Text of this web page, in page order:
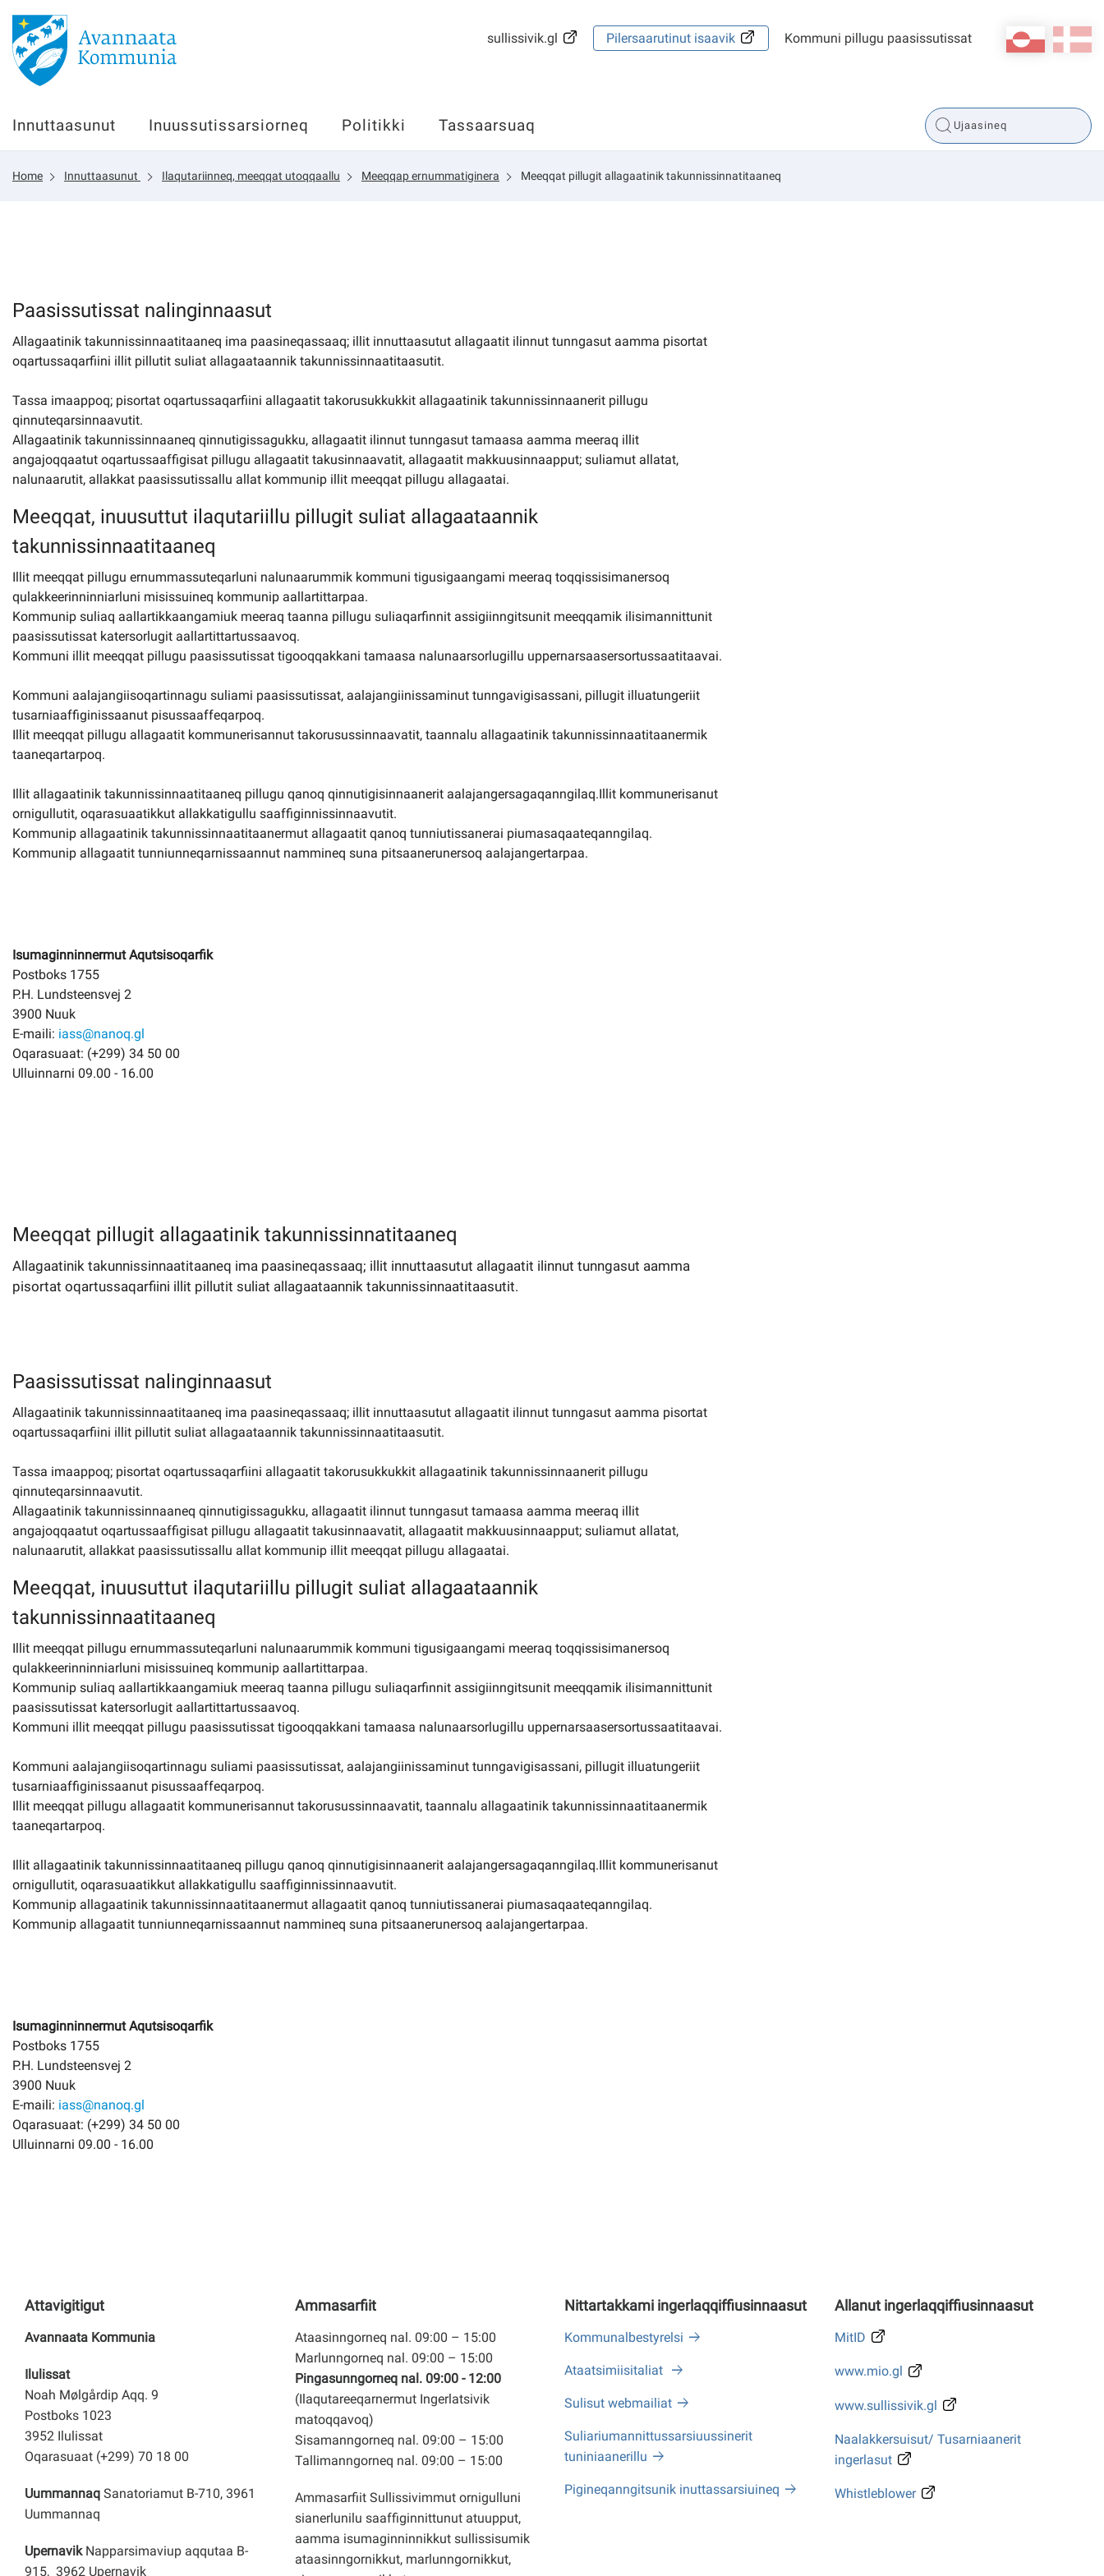
Innuttaasunut
Inuussutissarsiorneq
Politikki
sullissivik.gl
Pilersaarutinut isaavik
da
kl-GL
sullissivik.gl Pilersaarutinut isaavik Kommuni pillugu paasissutissat
Innuttaasunut Inuussutissarsiorneq Politikki Tassaarsuaq
Home Innuttaasunut Ilaqutariinneq, meeqqat utoqqaallu Meeqqap ernummatiginera Meeqqat pillugit allagaatinik takunnissinnatitaaneq
Paasissutissat nalinginnaasut
Allagaatinik takunnissinnaatitaaneq ima paasineqassaaq; illit innuttaasutut allagaatit ilinnut tunngasut aamma pisortat
oqartussaqarfiini illit pillutit suliat allagaataannik takunnissinnaatitaasutit.
Tassa imaappoq; pisortat oqartussaqarfiini allagaatit takorusukkukkit allagaatinik takunnissinnaanerit pillugu
qinnuteqarsinnaavutit.
Allagaatinik takunnissinnaaneq qinnutigissagukku, allagaatit ilinnut tunngasut tamaasa aamma meeraq illit
angajoqqaatut oqartussaaffigisat pillugu allagaatit takusinnaavatit, allagaatit makkuusinnaapput; suliamut allatat,
nalunaarutit, allakkat paasissutissallu allat kommunip illit meeqqat pillugu allagaatai.
Meeqqat, inuusuttut ilaqutariillu pillugit suliat allagaataannik
takunnissinnaatitaaneq
Illit meeqqat pillugu ernummassuteqarluni nalunaarummik kommuni tigusigaangami meeraq toqqissisimanersoq
qulakkeerinninniarluni misissuineq kommunip aallartittarpaa.
Kommunip suliaq aallartikkaangamiuk meeraq taanna pillugu suliaqarfinnit assigiinngitsunit meeqqamik ilisimannittunit
paasissutissat katersorlugit aallartittartussaavoq.
Kommuni illit meeqqat pillugu paasissutissat tigooqqakkani tamaasa nalunaarsorlugillu uppernarsaasersortussaatitaavai.
Kommuni aalajangiisoqartinnagu suliami paasissutissat, aalajangiinissaminut tunngavigisassani, pillugit illuatungeriit
tusarniaaffiginissaanut pisussaaffeqarpoq.
Illit meeqqat pillugu allagaatit kommunerisannut takorusussinnaavatit, taannalu allagaatinik takunnissinnaatitaanermik
taaneqartarpoq.
Illit allagaatinik takunnissinnaatitaaneq pillugu qanoq qinnutigisinnaanerit aalajangersagaqanngilaq.Illit kommunerisanut
ornigullutit, oqarasuaatikkut allakkatigullu saaffiginnissinnaavutit.
Kommunip allagaatinik takunnissinnaatitaanermut allagaatit qanoq tunniutissanerai piumasaqaateqanngilaq.
Kommunip allagaatit tunniunneqarnissaannut nammineq suna pitsaanerunersoq aalajangertarpaa.
Isumaginninnermut Aqutsisoqarfik
Postboks 1755
P.H. Lundsteensvej 2
3900 Nuuk
E-maili: iass@nanoq.gl
Oqarasuaat: (+299) 34 50 00
Ulluinnarni 09.00 - 16.00
Meeqqat pillugit allagaatinik takunnissinnatitaaneq
Allagaatinik takunnissinnaatitaaneq ima paasineqassaaq; illit innuttaasutut allagaatit ilinnut tunngasut aamma
pisortat oqartussaqarfiini illit pillutit suliat allagaataannik takunnissinnaatitaasutit.
Paasissutissat nalinginnaasut
Allagaatinik takunnissinnaatitaaneq ima paasineqassaaq; illit innuttaasutut allagaatit ilinnut tunngasut aamma pisortat
oqartussaqarfiini illit pillutit suliat allagaataannik takunnissinnaatitaasutit.
Tassa imaappoq; pisortat oqartussaqarfiini allagaatit takorusukkukkit allagaatinik takunnissinnaanerit pillugu
qinnuteqarsinnaavutit.
Allagaatinik takunnissinnaaneq qinnutigissagukku, allagaatit ilinnut tunngasut tamaasa aamma meeraq illit
angajoqqaatut oqartussaaffigisat pillugu allagaatit takusinnaavatit, allagaatit makkuusinnaapput; suliamut allatat,
nalunaarutit, allakkat paasissutissallu allat kommunip illit meeqqat pillugu allagaatai.
Meeqqat, inuusuttut ilaqutariillu pillugit suliat allagaataannik
takunnissinnaatitaaneq
Illit meeqqat pillugu ernummassuteqarluni nalunaarummik kommuni tigusigaangami meeraq toqqissisimanersoq
qulakkeerinninniarluni misissuineq kommunip aallartittarpaa.
Kommunip suliaq aallartikkaangamiuk meeraq taanna pillugu suliaqarfinnit assigiinngitsunit meeqqamik ilisimannittunit
paasissutissat katersorlugit aallartittartussaavoq.
Kommuni illit meeqqat pillugu paasissutissat tigooqqakkani tamaasa nalunaarsorlugillu uppernarsaasersortussaatitaavai.
Kommuni aalajangiisoqartinnagu suliami paasissutissat, aalajangiinissaminut tunngavigisassani, pillugit illuatungeriit
tusarniaaffiginissaanut pisussaaffeqarpoq.
Illit meeqqat pillugu allagaatit kommunerisannut takorusussinnaavatit, taannalu allagaatinik takunnissinnaatitaanermik
taaneqartarpoq.
Illit allagaatinik takunnissinnaatitaaneq pillugu qanoq qinnutigisinnaanerit aalajangersagaqanngilaq.Illit kommunerisanut
ornigullutit, oqarasuaatikkut allakkatigullu saaffiginnissinnaavutit.
Kommunip allagaatinik takunnissinnaatitaanermut allagaatit qanoq tunniutissanerai piumasaqaateqanngilaq.
Kommunip allagaatit tunniunneqarnissaannut nammineq suna pitsaanerunersoq aalajangertarpaa.
Isumaginninnermut Aqutsisoqarfik
Postboks 1755
P.H. Lundsteensvej 2
3900 Nuuk
E-maili: iass@nanoq.gl
Oqarasuaat: (+299) 34 50 00
Ulluinnarni 09.00 - 16.00
Attavigitigut
Avannaata Kommunia
Ilulissat
Noah Mølgårdip Aqq. 9
Postboks 1023
3952 Ilulissat
Oqarasuaat (+299) 70 18 00
Uummannaq Sanatoriamut B-710, 3961
Uummannaq
Upernavik Napparsimaviup aqqutaa B-
915, 3962 Upernavik
Ammasarfiit
Ataasinngorneq nal. 09:00 – 15:00
Marlunngorneq nal. 09:00 – 15:00
Pingasunngorneq nal. 09:00 - 12:00
(Ilaqutareeqarnermut Ingerlatsivik
matoqqavoq)
Sisamanngorneq nal. 09:00 – 15:00
Tallimanngorneq nal. 09:00 – 15:00
Ammasarfiit Sullissivimmut ornigulluni
sianerlunilu saaffiginnittunut atuupput,
aamma isumaginninnikkut sullissisumik
ataasinngornikkut, marlunngornikkut,
Nittartakkami ingerlaqqiffiusinnaasut
Kommunalbestyrelsi
Ataatsimiisitaliat
Sulisut webmailiat
Suliariumannittussarsiuussinerit
tuniniaanerillu
Pigineqanngitsunik inuttassarsiuineq
Allanut ingerlaqqiffiusinnaasut
MitID
www.mio.gl
www.sullissivik.gl
Naalakkersuisut/ Tusarniaanerit
ingerlasut
Whistleblower